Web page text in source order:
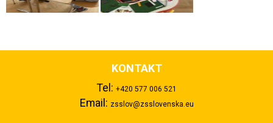
KONTAKT
Tel: +420 577 006 521
Email: zsslov@zsslovenska.eu